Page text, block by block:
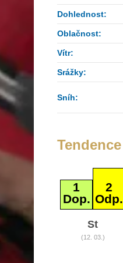
Dohlednost:
Oblačnost:
Vítr:
Srážky:
Sníh:
Tendence
1
Dop.
2
Odp.
St
(12. 03.)